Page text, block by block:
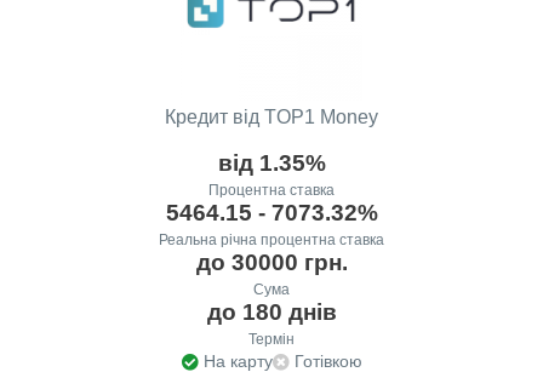
Кредит від TOP1 Money
від 1.35%
Процентна ставка
5464.15 - 7073.32%
Реальна річна процентна ставка
до 30000 грн.
Сума
до 180 днів
Термін
На карту
Готівкою